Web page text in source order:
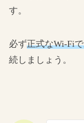
す。
必ず正式なWi-Fi
続しましょう。